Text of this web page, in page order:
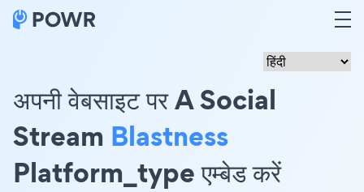
अपनी वेबसाइट पर A Social
Stream Blastness
Platform_type एम्बेड करें